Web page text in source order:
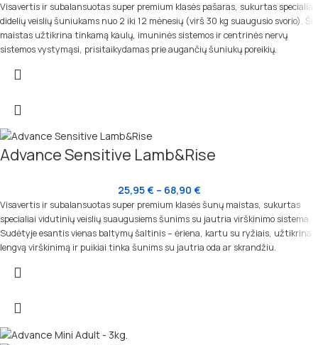
Visavertis ir subalansuotas super premium klasės pašaras, sukurtas specialiai
didelių veislių šuniukams nuo 2 iki 12 mėnesių (virš 30 kg suaugusio svorio). Šis
maistas užtikrina tinkamą kaulų, imuninės sistemos ir centrinės nervų
sistemos vystymąsi, prisitaikydamas prie augančių šuniukų poreikių.
Advance Sensitive Lamb&Rise
25,95€ – 68,90 €
Visavertis ir subalansuotas super premium klasės šunų maistas, sukurtas
specialiai vidutinių veislių suaugusiems šunims su jautria virškinimo sistema.
Sudėtyje esantis vienas baltymų šaltinis – ėriena, kartu su ryžiais, užtikrina
lengvą virškinimą ir puikiai tinka šunims su jautria oda ar skrandžiu.